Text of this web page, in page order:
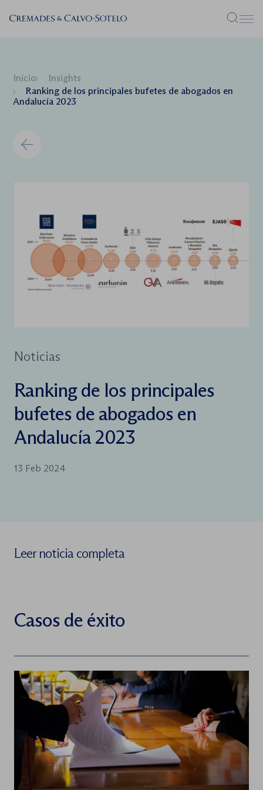
Menú
Inicio
Insights
Ranking de los principales bufetes de abogados en
Andalucía 2023
Noticias
Ranking de los principales
bufetes de abogados en
Andalucía 2023
13 Feb 2024
Leer noticia completa
Casos de éxito